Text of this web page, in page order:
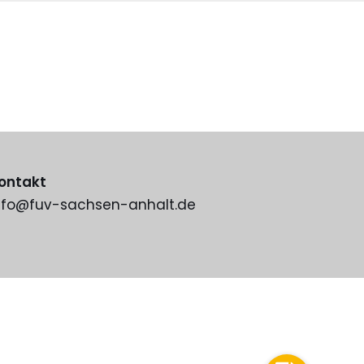
sachsen-anhalt.de